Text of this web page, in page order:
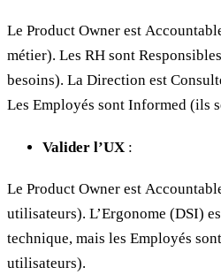
Le Product Owner est
métier). Les RH sont
besoins). La Direction est
Les Employés sont Informed (ils
Valider l’UX :
Le Product Owner est
utilisateurs). L’Ergonome (DSI)
technique, mais les Employés
utilisateurs).